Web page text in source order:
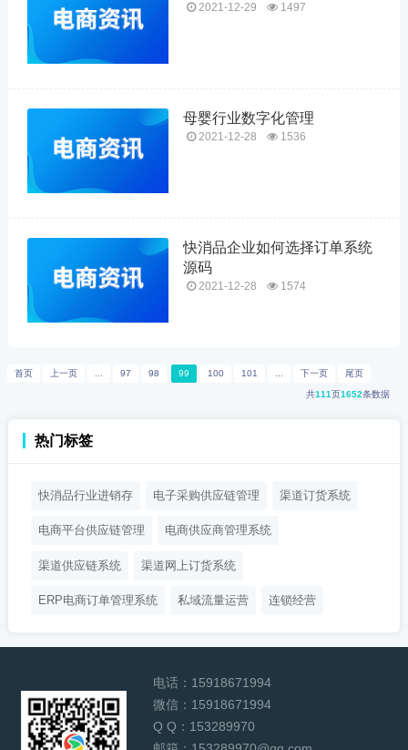
2021-12-29 1497
母婴行业数字化管理
2021-12-28 1536
快消品企业如何选择订单系统
源码
2021-12-28 1574
首页 上一页 97 98 99 100 101 下一页 尾页
共111页1652条数据
热门标签
快消品行业进销存 电子采购供应链管理 渠道订货系统
电商平台供应链管理 电商供应商管理系统
渠道供应链系统 渠道网上订货系统
ERP电商订单管理系统 私域流量运营 连锁经营
电话： 15918671994
微信： 15918671994
Q Q： 153289970